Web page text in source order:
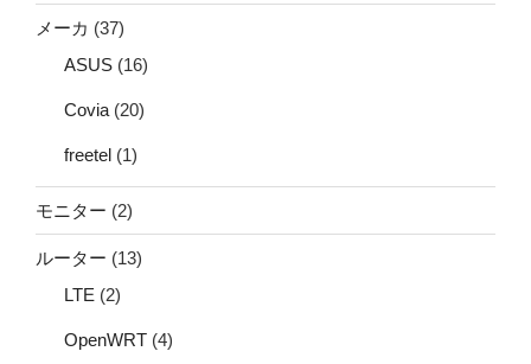
メーカ (37)
ASUS (16)
Covia (20)
freetel (1)
モニター (2)
ルーター (13)
LTE (2)
OpenWRT (4)